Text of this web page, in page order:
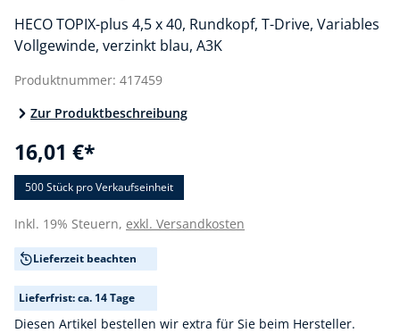
HECO TOPIX-plus 4,5 x 40, Rundkopf, T-Drive, Variables
Vollgewinde, verzinkt blau, A3K
Produktnummer: 417459
Zur Produktbeschreibung
16,01 €*
500 Stück pro Verkaufseinheit
Inkl. 19% Steuern, exkl. Versandkosten
Lieferzeit beachten
Lieferfrist: ca. 14 Tage
Diesen Artikel bestellen wir extra für Sie beim Hersteller.